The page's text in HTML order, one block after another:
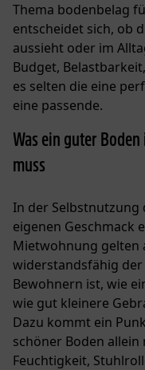
Thema bodenbelag
entscheidet sich, ob
aussieht oder im
Budget,
es selten die eine
eine passende.
Was ein guter
muss
In der Selbstnutzung
eigenen Geschmack
Mietwohnung gelten
widerstandsfähig der
Bewohnern ist, wie
wie gut kleinere
Dazu kommt ein
schöner Boden
Feuchtigkeit,